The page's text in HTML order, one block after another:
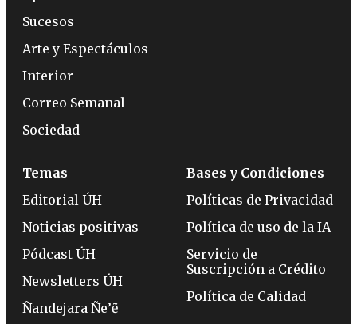
Sucesos
Arte y Espectáculos
Interior
Correo Semanal
Sociedad
Temas
Editorial ÚH
Noticias positivas
Pódcast ÚH
Newsletters ÚH
Ñandejara Ñe’ẽ
Bases y Condiciones
Políticas de Privacidad
Política de uso de la IA
Servicio de
Suscripción a Crédito
Política de Calidad